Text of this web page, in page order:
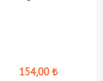
154,00₺